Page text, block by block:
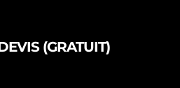
(GRATUIT)